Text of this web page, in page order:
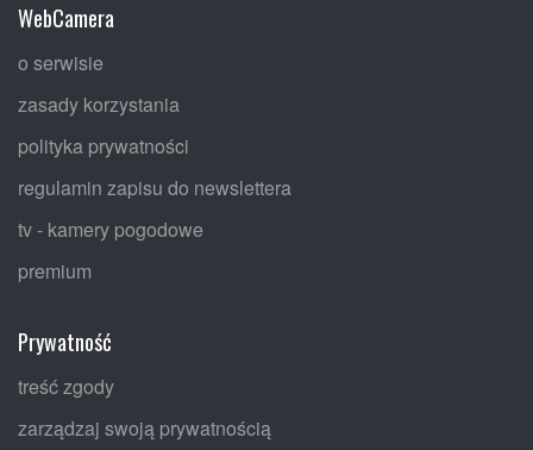
WebCamera
o serwisie
zasady korzystania
polityka prywatności
regulamin zapisu do newslettera
tv - kamery pogodowe
premium
Prywatność
treść zgody
zarządzaj swoją prywatnością